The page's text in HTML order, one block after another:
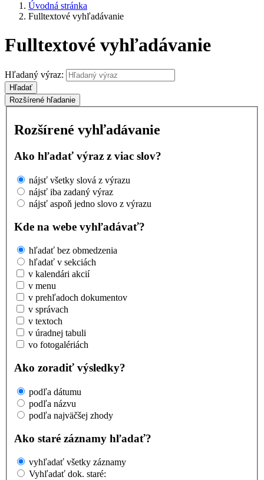
Úvodná stránka
Fulltextové vyhľadávanie
Fulltextové vyhľadávanie
Hľadaný výraz:
Hľadať
Rozšírené hľadanie
Rozšírené vyhľadávanie
Ako hľadať výraz z viac slov?
nájsť všetky slová z výrazu
nájsť iba zadaný výraz
nájsť aspoň jedno slovo z výrazu
Kde na webe vyhľadávať?
hľadať bez obmedzenia
hľadať v sekciách
v kalendári akcií
v menu
v prehľadoch dokumentov
v správach
v textoch
v úradnej tabuli
vo fotogalériách
Ako zoradiť výsledky?
podľa dátumu
podľa názvu
podľa najväčšej zhody
Ako staré záznamy hľadať?
vyhľadať všetky záznamy
Vyhľadať dok. staré: